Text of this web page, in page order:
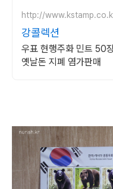
http://
강콜렉션
우표 현행주화 민트 50
옛날돈 지폐 염가판매